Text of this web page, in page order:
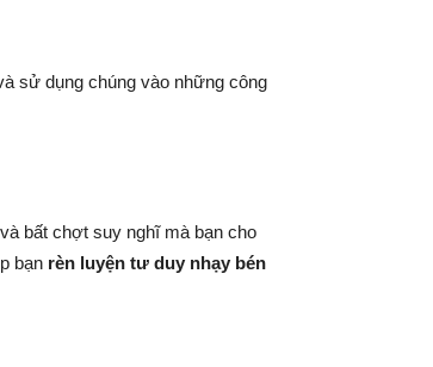
sử dụng chúng vào những công
bất chợt suy nghĩ mà bạn cho
bạn rèn luyện tư duy nhạy bén